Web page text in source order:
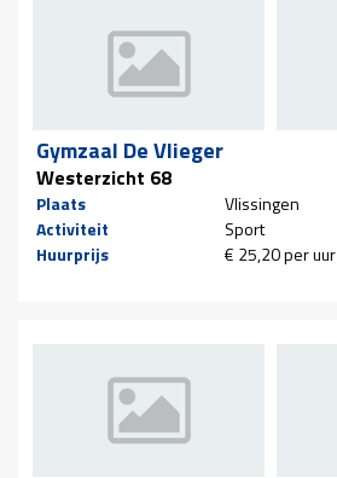
Gymzaal De Vlieger
Westerzicht 68
Plaats
Vlissingen
Activiteit
Sport
Huurprijs
€ 25,20 per uur